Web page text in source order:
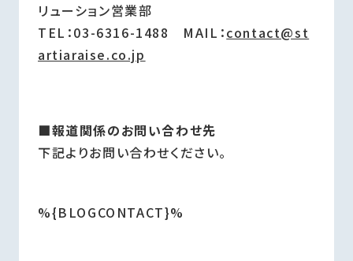
リューション営業部
TEL：03-6316-1488 MAIL：contact@st
artiaraise.co.jp
■報道関係のお問い合わせ先
下記よりお問い合わせください。
%{BLOGCONTACT}%